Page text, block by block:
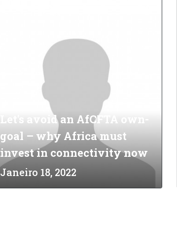
Let's avoid an AfCFTA own-
goal – why Africa must
invest in connectivity now
Janeiro 18, 2022